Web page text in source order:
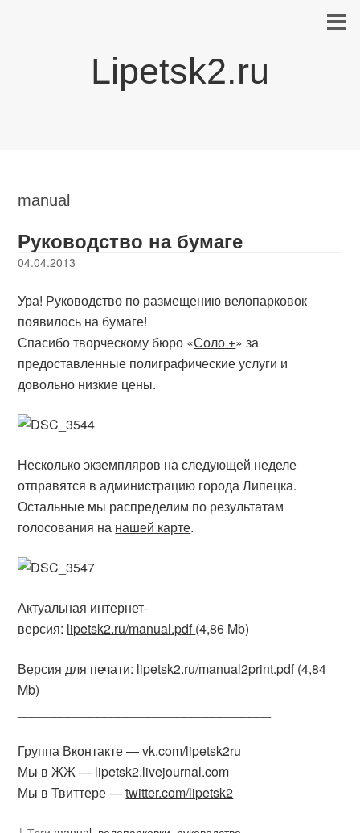
Lipetsk2.ru
manual
Руководство на бумаге
04.04.2013
Ура! Руководство по размещению велопарковок
появилось на бумаге!
Спасибо творческому бюро «Соло +» за
предоставленные полиграфические услуги и
довольно низкие цены.
Несколько экземпляров на следующей неделе
отправятся в администрацию города Липецка.
Остальные мы распределим по результатам
голосования на нашей карте.
Актуальная интернет-
версия: lipetsk2.ru/manual.pdf(4,86 Mb)
Версия для печати: lipetsk2.ru/manual2print.pdf(4,84
Mb)
Группа Вконтакте —vk.com/lipetsk2ru
Мы в ЖЖ — lipetsk2.livejournal.com
Мы в Твиттере —twitter.com/lipetsk2